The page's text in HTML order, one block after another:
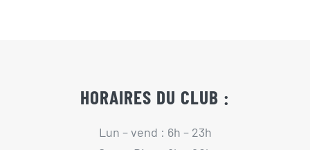
HORAIRES DU CLUB :
Lun – vend : 6h – 23h